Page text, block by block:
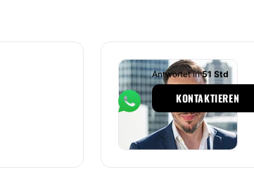
Antwortet in51 Std
KONTAKTIEREN